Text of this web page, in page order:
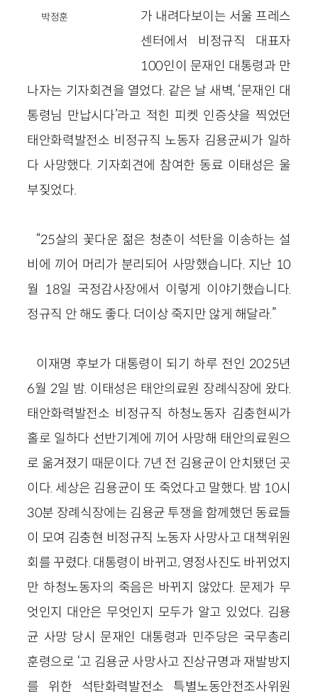
박정훈
가 내려다보이는 서울 프레스
센터에서 비정규직 대표자
100인이 문재인 대통령과 만
나자는 기자회견을 열었다. 같은 날 새벽, ‘문재인 대
통령님 만납시다’라고 적힌 피켓 인증샷을 찍었던
태안화력발전소 비정규직 노동자 김용균씨가 일하
다 사망했다. 기자회견에 참여한 동료 이태성은 울
부짖었다.
“25살의 꽃다운 젊은 청춘이 석탄을 이송하는 설
비에 끼어 머리가 분리되어 사망했습니다. 지난 10
월 18일 국정감사장에서 이렇게 이야기했습니다.
정규직 안 해도 좋다. 더이상 죽지만 않게 해달라.”
이재명 후보가 대통령이 되기 하루 전인 2025년
6월 2일 밤. 이태성은 태안의료원 장례식장에 왔다.
태안화력발전소 비정규직 하청노동자 김충현씨가
홀로 일하다 선반기계에 끼어 사망해 태안의료원으
로 옮겨졌기 때문이다. 7년 전 김용균이 안치됐던 곳
이다. 세상은 김용균이 또 죽었다고 말했다. 밤 10시
30분 장례식장에는 김용균 투쟁을 함께했던 동료들
이 모여 김충현 비정규직 노동자 사망사고 대책위원
회를 꾸렸다. 대통령이 바뀌고, 영정사진도 바뀌었지
만 하청노동자의 죽음은 바뀌지 않았다. 문제가 무
엇인지 대안은 무엇인지 모두가 알고 있었다. 김용
균 사망 당시 문재인 대통령과 민주당은 국무총리
훈령으로 ‘고 김용균 사망사고 진상규명과 재발방지
를 위한 석탄화력발전소 특별노동안전조사위원